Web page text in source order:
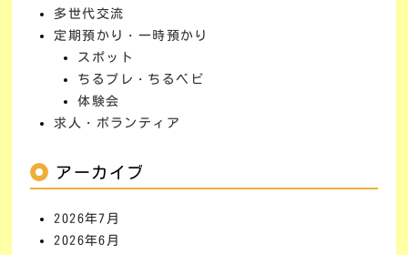
多世代交流
定期預かり・一時預かり
スポット
ちるプレ・ちるベビ
体験会
求人・ボランティア
アーカイブ
2026年7月
2026年6月